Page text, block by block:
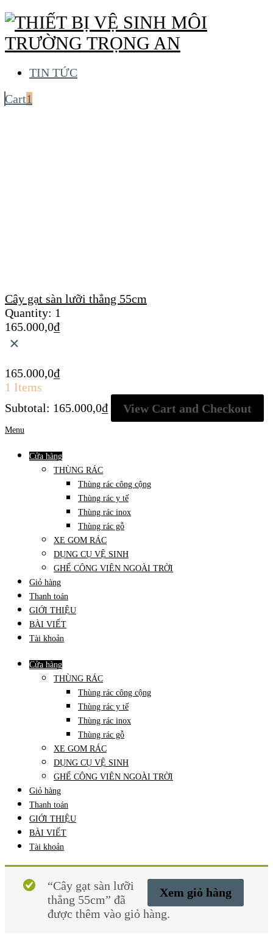
TIN TỨC
Cart1
Cây gạt sàn lưỡi thẳng 55cm
Quantity: 1
165.000,0₫
×
165.000,0₫
1 Items
Subtotal: 165.000,0₫ View Cart and Checkout
Menu
Cửa hàng
THÙNG RÁC
Thùng rác công cộng
Thùng rác y tế
Thùng rác inox
Thùng rác gỗ
XE GOM RÁC
DỤNG CỤ VỆ SINH
GHẾ CÔNG VIÊN NGOÀI TRỜI
Giỏ hàng
Thanh toán
GIỚI THIỆU
BÀI VIẾT
Tài khoản
Cửa hàng
THÙNG RÁC
Thùng rác công cộng
Thùng rác y tế
Thùng rác inox
Thùng rác gỗ
XE GOM RÁC
DỤNG CỤ VỆ SINH
GHẾ CÔNG VIÊN NGOÀI TRỜI
Giỏ hàng
Thanh toán
GIỚI THIỆU
BÀI VIẾT
Tài khoản
Xem giỏ hàng
“Cây gạt sàn lưỡi
thẳng 55cm” đã
được thêm vào giỏ hàng.